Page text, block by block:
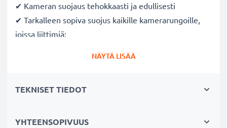
✔ Kameran suojaus tehokkaasti ja edullisesti
✔ Tarkalleen sopiva suojus kaikille kamerarungoille,
joissa liittimiä:
✔ Tehokas pölysuojaus, kun kamera ei ole jatkuvassa
✔ Kameran runkosuoja on helppo kiinnittää ja irrottaa
NÄYTÄ LISÄÄ
TEKNISET TIEDOT
YHTEENSOPIVUUS